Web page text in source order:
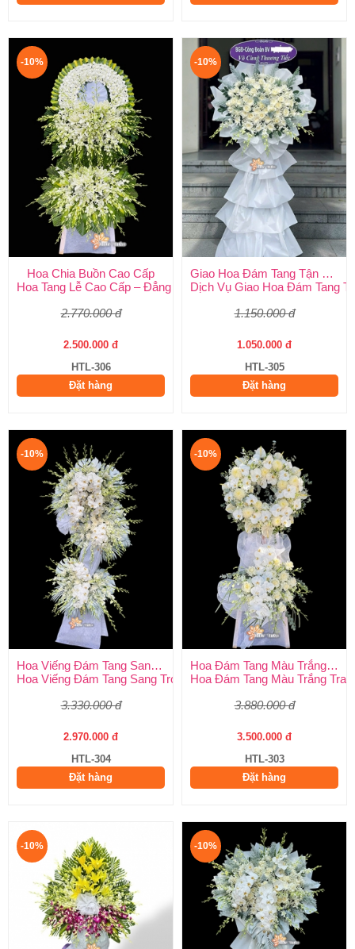
-10%
Hoa Chia Buồn Cao Cấp
Hoa Tang Lễ Cao Cấp – Đẳng Cấp Tinh Tế, Kính Viếng Trang
2.770.000 đ
2.500.000 đ
HTL-306
Đặt hàng
-10%
Giao Hoa Đám Tang Tận Nơi Toàn Quốc
Dịch Vụ Giao Hoa Đám Tang
1.150.000 đ
1.050.000 đ
HTL-305
Đặt hàng
-10%
Hoa Viếng Đám Tang Sang Trọng
Hoa Viếng Đám Tang Sang Trọng – Kính Tận Tâm, Tiễn Biệt
3.330.000 đ
2.970.000 đ
HTL-304
Đặt hàng
-10%
Hoa Đám Tang Màu Trắng Trang Nghiêm
Hoa Đám Tang Màu Trắng
3.880.000 đ
3.500.000 đ
HTL-303
Đặt hàng
-10% -10%